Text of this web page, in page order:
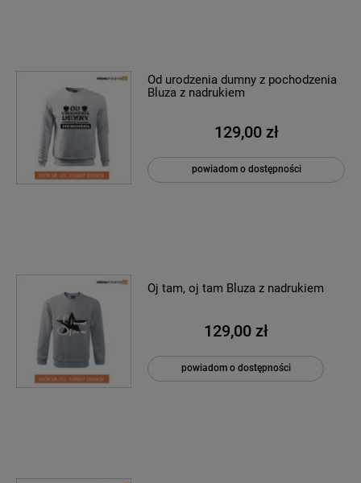
Od urodzenia dumny z pochodzenia
Bluza z nadrukiem
129,00 zł
powiadom o dostępności
Oj tam, oj tam Bluza z nadrukiem
129,00 zł
powiadom o dostępności